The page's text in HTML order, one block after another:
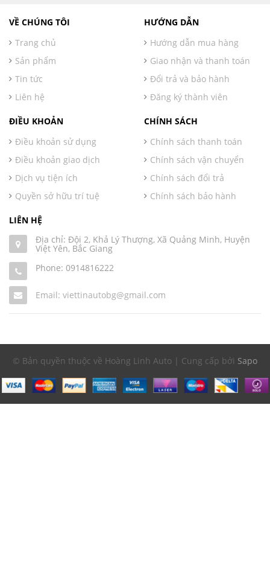
VỀ CHÚNG TÔI
Trang chủ
Sản phẩm
Tin tức
Liên hệ
HƯỚNG DẪN
Hướng dẫn mua hàng
Giao nhận và thanh toán
Đổi trả và bảo hành
Đăng ký thành viên
ĐIỀU KHOẢN
Điều khoản sử dụng
Điều khoản giao dịch
Dịch vụ tiện ích
Quyền sở hữu trí tuệ
CHÍNH SÁCH
Chính sách thanh toán
Chính sách vận chuyển
Chính sách đổi trả
Chính sách bảo hành
LIÊN HỆ
Địa chỉ: Đội 2, Khả Lý Thượng, Xã Quảng Minh, Huyện
Việt Yên, Bắc Giang
Phone: 0914816222
Email: viettinautobg@gmail.com
© Bản quyền thuộc về Hoàng Linh Auto | Cung cấp bởi Sapo